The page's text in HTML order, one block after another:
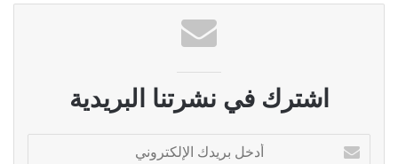
اشترك في نشرتنا البريدية